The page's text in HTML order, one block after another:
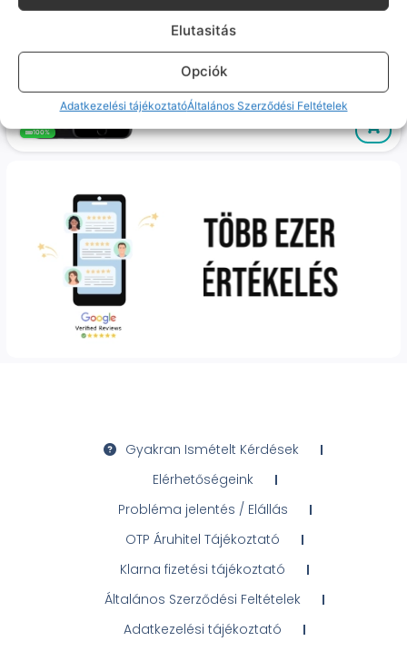
Elutasitás
Opciók
Adatkezelési tájékoztatóÁltalános Szerződési Feltételek
100%
Fekete)
Várható szállítás: 1-2 munkanap
Akkumulátor: 100% NFC (érintéses fizetés)
nem működik.
36 990Ft
Gyakran Ismételt Kérdések
Elérhetőségeink
Probléma jelentés / Elállás
OTP Áruhitel Tájékoztató
Klarna fizetési tájékoztató
Általános Szerződési Feltételek
Adatkezelési tájékoztató